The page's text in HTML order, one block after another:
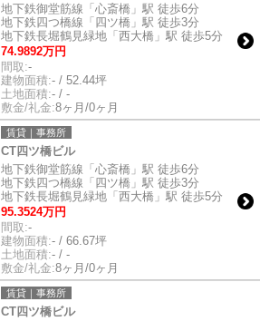
地下鉄御堂筋線「心斎橋」駅 徒歩6分
地下鉄四つ橋線「四ツ橋」駅 徒歩3分
地下鉄長堀鶴見緑地「西大橋」駅 徒歩5分
74.9892万円
間取:-
建物面積:- / 52.44坪
土地面積:- / -
敷金/礼金:8ヶ月/0ヶ月
賃貸｜事務所
CT四ツ橋ビル
地下鉄御堂筋線「心斎橋」駅 徒歩6分
地下鉄四つ橋線「四ツ橋」駅 徒歩3分
地下鉄長堀鶴見緑地「西大橋」駅 徒歩5分
95.3524万円
間取:-
建物面積:- / 66.67坪
土地面積:- / -
敷金/礼金:8ヶ月/0ヶ月
賃貸｜事務所
CT四ツ橋ビル